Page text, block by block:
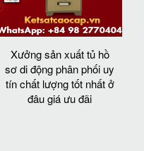
Xưởng sản xuất tủ hồ
sơ di động phân phối uy
tín chất lượng tốt nhất ở
đâu giá ưu đãi